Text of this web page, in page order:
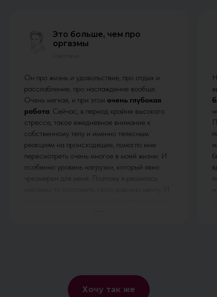
Это больше, чем про
оргазмы
Он про жизнь и удовольствие, про отдых и
расслабление, про наслаждение вообще.
Очень мягкая, и при этом очень глубокая
работа. Сейчас, в период крайне высокого
стресса, такое ежедневное внимание к
собственному телу и именно телесным
реакциям на происходящее, помогло мне
пересмотреть очень многое в моей жизни. И
особенно уровень нагрузки, который явно
чрезмерен для меня. Поэтому я решилась
Хочу так же